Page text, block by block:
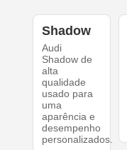
Shadow
Audi
Shadow de
alta
qualidade
usado para
uma
aparência e
desempenho
personalizados.